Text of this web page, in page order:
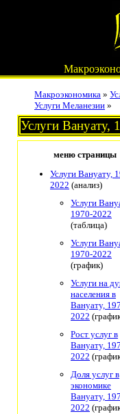
Макроэкономика »
Услуги Меланезии »
Услуги Вануату,
меню страницы
Услуги Вануату,
2022 (анализ)
Услуги
1970-2022
(таблица)
Услуги
1970-2022
(график)
Услуги на
населения в
Вануату,
2022
Рост услуг в
Вануату,
2022
Доля услуг в
экономике
Вануату,
2022